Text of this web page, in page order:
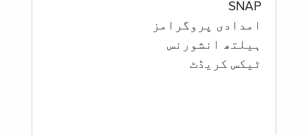
SNAP
امدادی پروگرامز
‏ہیلتھ انشورنس
ٹیکس کریڈٹ